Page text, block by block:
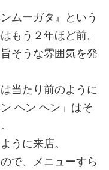
ムーガタ』という
もう２年ほど前。
そうな雰囲気を発
当たり前のように
ヘン ヘン」はそ
うに来店。
で、メニューすら